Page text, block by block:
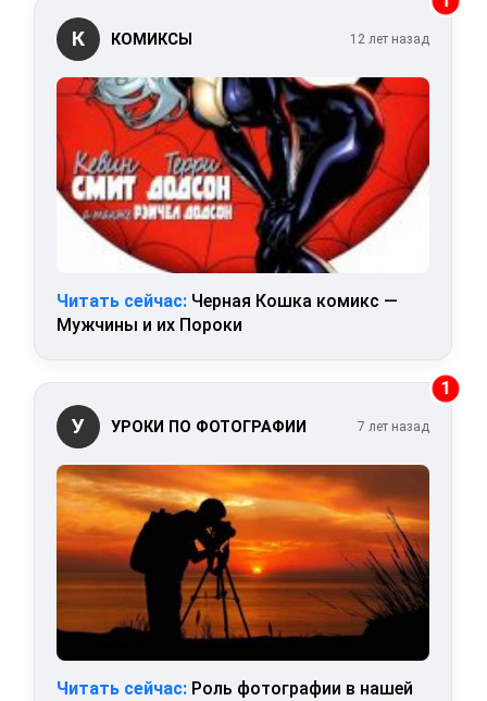
К КОМИКСЫ 12 лет назад
Читать сейчас: Черная Кошка комикс —
Мужчины и их Пороки
1
У УРОКИ ПО ФОТОГРАФИИ 7 лет назад
Читать сейчас: Роль фотографии в нашей